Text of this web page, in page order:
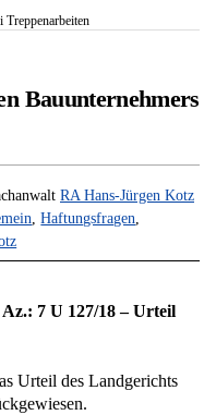
Treppenarbeiten
Bauunternehmers
RA Hans-Jürgen Kotz
,Haftungsfragen,
7 U 127/18 – Urteil
Urteil des Landgerichts